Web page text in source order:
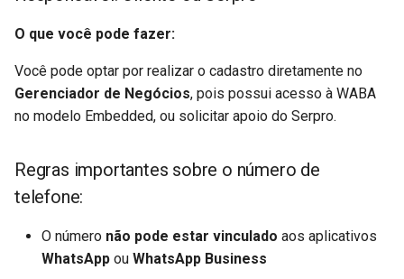
O que você pode fazer:
Você pode optar por realizar o cadastro diretamente no
Gerenciador de Negócios, pois possui acesso à WABA
no modelo Embedded, ou solicitar apoio do Serpro.
Regras importantes sobre o número de
telefone:
O número não pode estar vinculado aos aplicativos
WhatsApp ou WhatsApp Business